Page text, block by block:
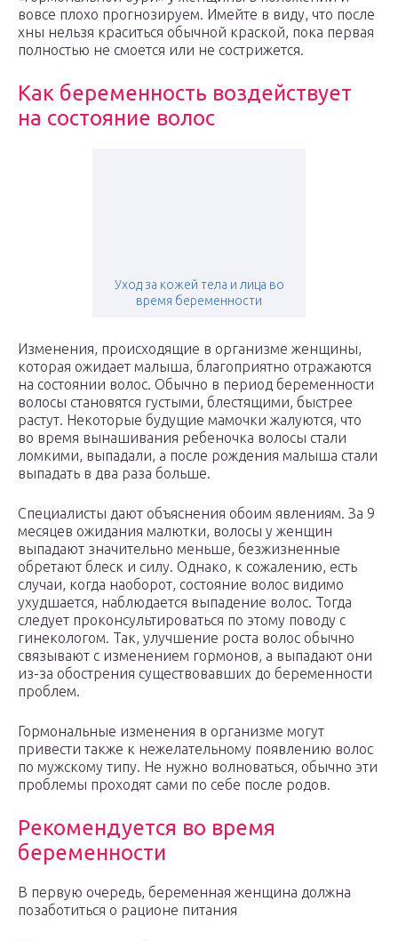
вовсе плохо прогнозируем. Имейте в виду, что после
хны нельзя краситься обычной краской, пока первая
полностью не смоется или не сострижется.
Как беременность воздействует
на состояние волос
Уход за кожей тела и лица во
время беременности
Изменения, происходящие в организме женщины,
которая ожидает малыша, благоприятно отражаются
на состоянии волос. Обычно в период беременности
волосы становятся густыми, блестящими, быстрее
растут. Некоторые будущие мамочки жалуются, что
во время вынашивания ребеночка волосы стали
ломкими, выпадали, а после рождения малыша стали
выпадать в два раза больше.
Специалисты дают объяснения обоим явлениям. За 9
месяцев ожидания малютки, волосы у женщин
выпадают значительно меньше, безжизненные
обретают блеск и силу. Однако, к сожалению, есть
случаи, когда наоборот, состояние волос видимо
ухудшается, наблюдается выпадение волос. Тогда
следует проконсультироваться по этому поводу с
гинекологом. Так, улучшение роста волос обычно
связывают с изменением гормонов, а выпадают они
из-за обострения существовавших до беременности
проблем.
Гормональные изменения в организме могут
привести также к нежелательному появлению волос
по мужскому типу. Не нужно волноваться, обычно эти
проблемы проходят сами по себе после родов.
Рекомендуется во время
беременности
В первую очередь, беременная женщина должна
позаботиться о рационе питания